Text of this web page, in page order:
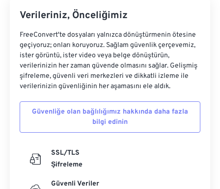
Verileriniz, Önceliğimiz
FreeConvert'te dosyaları yalnızca dönüştürmenin ötesine
geçiyoruz; onları koruyoruz. Sağlam güvenlik çerçevemiz,
ister görüntü, ister video veya belge dönüştürün,
verilerinizin her zaman güvende olmasını sağlar. Gelişmiş
şifreleme, güvenli veri merkezleri ve dikkatli izleme ile
verilerinizin güvenliğinin her aşamasını ele aldık.
Güvenliğe olan bağlılığımız hakkında daha fazla
bilgi edinin
SSL/TLS
Şifreleme
Güvenli Veriler